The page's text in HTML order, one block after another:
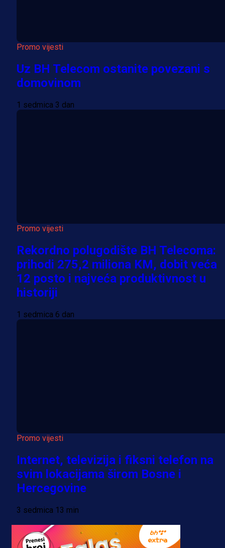
Promo vijesti
Uz BH Telecom ostanite povezani s
domovinom
1 sedmica 3 dan
Promo vijesti
Rekordno polugodište BH Telecoma:
prihodi 275,2 miliona KM, dobit veća
12 posto i najveća produktivnost u
historiji
1 sedmica 6 dan
Promo vijesti
Internet, televizija i fiksni telefon na
svim lokacijama širom Bosne i
Hercegovine
3 sedmica 13 min